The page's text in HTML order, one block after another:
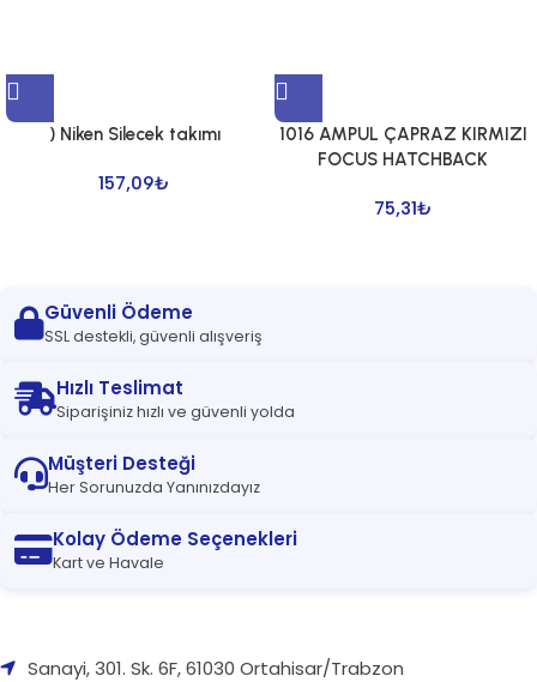
) Niken Silecek takımı
157,09₺
1016 AMPUL ÇAPRAZ KIRMIZI
FOCUS HATCHBACK
75,31₺
Güvenli Ödeme
SSL destekli, güvenli alışveriş
Hızlı Teslimat
Siparişiniz hızlı ve güvenli yolda
Müşteri Desteği
Her Sorunuzda Yanınızdayız
Kolay Ödeme Seçenekleri
Kart ve Havale
Sanayi, 301. Sk. 6F, 61030 Ortahisar/Trabzon